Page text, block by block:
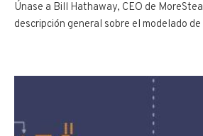
Únase a Bill Hathaway, CEO de
descripción general sobre el modelado de